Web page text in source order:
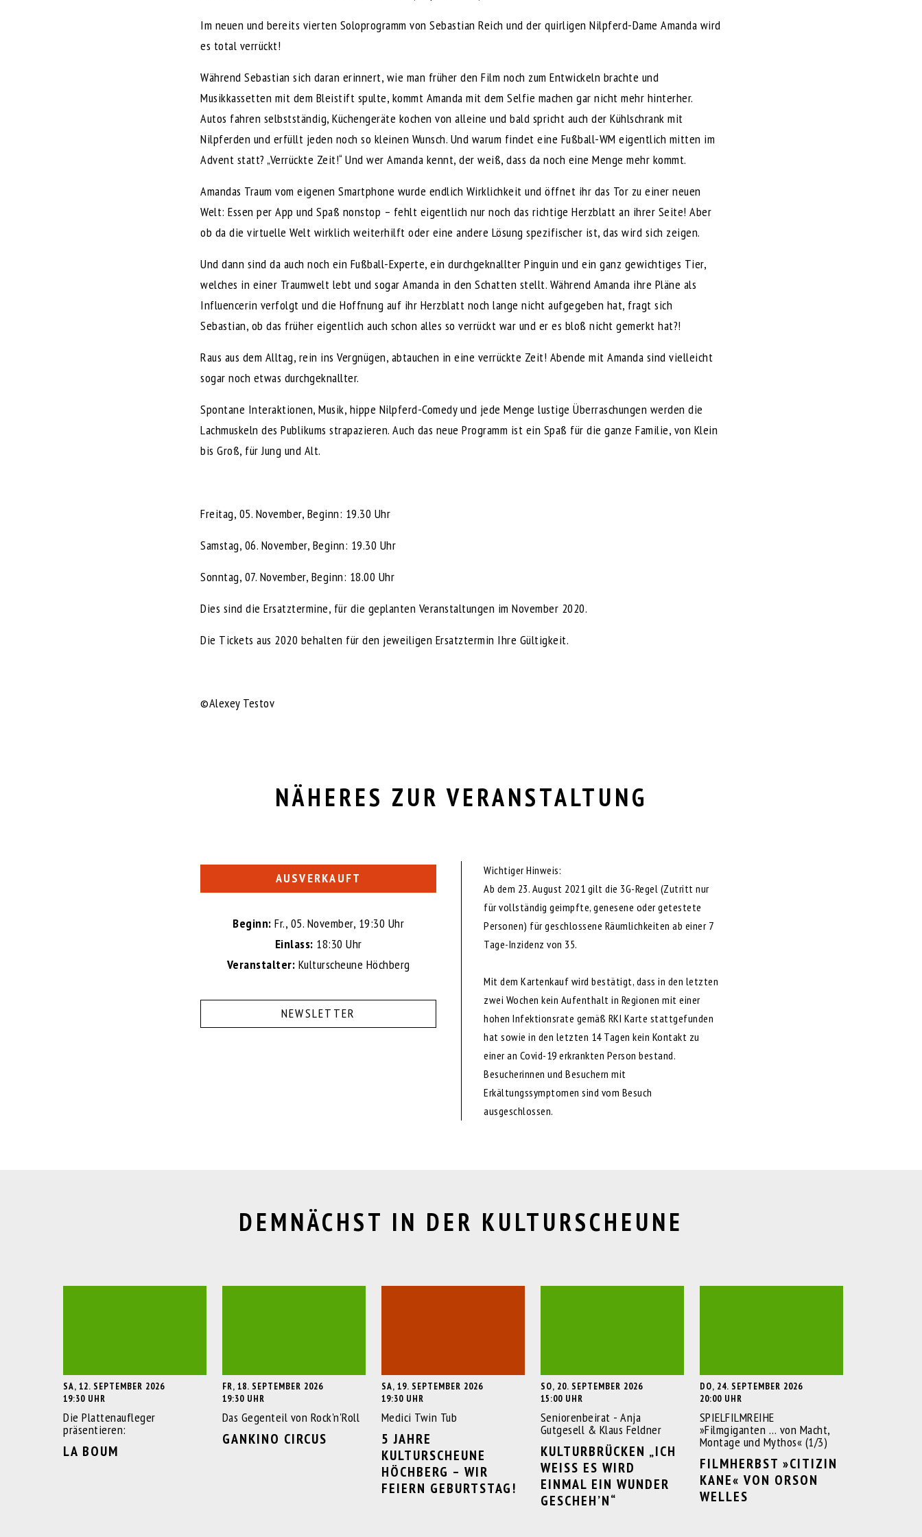
Im neuen und bereits vierten Soloprogramm von Sebastian Reich und der quirligen Nilpferd-Dame Amanda wird
es total verrückt!
Während Sebastian sich daran erinnert, wie man früher den Film noch zum Entwickeln brachte und
Musikkassetten mit dem Bleistift spulte, kommt Amanda mit dem Selfie machen gar nicht mehr hinterher.
Autos fahren selbstständig, Küchengeräte kochen von alleine und bald spricht auch der Kühlschrank mit
Nilpferden und erfüllt jeden noch so kleinen Wunsch. Und warum findet eine Fußball-WM eigentlich mitten im
Advent statt? „Verrückte Zeit!“ Und wer Amanda kennt, der weiß, dass da noch eine Menge mehr kommt.
Amandas Traum vom eigenen Smartphone wurde endlich Wirklichkeit und öffnet ihr das Tor zu einer neuen
Welt: Essen per App und Spaß nonstop – fehlt eigentlich nur noch das richtige Herzblatt an ihrer Seite! Aber
ob da die virtuelle Welt wirklich weiterhilft oder eine andere Lösung spezifischer ist, das wird sich zeigen.
Und dann sind da auch noch ein Fußball-Experte, ein durchgeknallter Pinguin und ein ganz gewichtiges Tier,
welches in einer Traumwelt lebt und sogar Amanda in den Schatten stellt. Während Amanda ihre Pläne als
Influencerin verfolgt und die Hoffnung auf ihr Herzblatt noch lange nicht aufgegeben hat, fragt sich
Sebastian, ob das früher eigentlich auch schon alles so verrückt war und er es bloß nicht gemerkt hat?!
Raus aus dem Alltag, rein ins Vergnügen, abtauchen in eine verrückte Zeit! Abende mit Amanda sind vielleicht
sogar noch etwas durchgeknallter.
Spontane Interaktionen, Musik, hippe Nilpferd-Comedy und jede Menge lustige Überraschungen werden die
Lachmuskeln des Publikums strapazieren. Auch das neue Programm ist ein Spaß für die ganze Familie, von Klein
bis Groß, für Jung und Alt.
Freitag, 05. November, Beginn: 19.30 Uhr
Samstag, 06. November, Beginn: 19.30 Uhr
Sonntag, 07. November, Beginn: 18.00 Uhr
Dies sind die Ersatztermine, für die geplanten Veranstaltungen im November 2020.
Die Tickets aus 2020 behalten für den jeweiligen Ersatztermin Ihre Gültigkeit.
©Alexey Testov
NÄHERES ZUR VERANSTALTUNG
AUSVERKAUFT
Beginn: Fr., 05. November, 19:30 Uhr
Einlass: 18:30 Uhr
Veranstalter: Kulturscheune Höchberg
NEWSLETTER
Wichtiger Hinweis:
Ab dem 23. August 2021 gilt die 3G-Regel (Zutritt nur
für vollständig geimpfte, genesene oder getestete
Personen) für geschlossene Räumlichkeiten ab einer 7
Tage-Inzidenz von 35.
Mit dem Kartenkauf wird bestätigt, dass in den letzten
zwei Wochen kein Aufenthalt in Regionen mit einer
hohen Infektionsrate gemäß RKI Karte stattgefunden
hat sowie in den letzten 14 Tagen kein Kontakt zu
einer an Covid-19 erkrankten Person bestand.
Besucherinnen und Besuchern mit
Erkältungssymptomen sind vom Besuch
ausgeschlossen.
DEMNÄCHST IN DER KULTURSCHEUNE
SA, 12. SEPTEMBER 2026
19:30 UHR
Die Plattenaufleger
präsentieren:
LA BOUM
FR, 18. SEPTEMBER 2026
19:30 UHR
Das Gegenteil von Rock'n'Roll
GANKINO CIRCUS
SA, 19. SEPTEMBER 2026
19:30 UHR
Medici Twin Tub
5 JAHRE
KULTURSCHEUNE
HÖCHBERG – WIR
FEIERN GEBURTSTAG!
SO, 20. SEPTEMBER 2026
15:00 UHR
Seniorenbeirat - Anja
Gutgesell & Klaus Feldner
KULTURBRÜCKEN „ICH
WEISS ES WIRD E
INMAL EIN WUNDER G
ESCHEH’N“
DO, 24. SEPTEMBER 2026
20:00 UHR
SPIELFILMREIHE
»Filmgiganten … von Macht,
Montage und Mythos« (1/3)
FILMHERBST »CITIZIN
KANE« VON ORSON
WELLES